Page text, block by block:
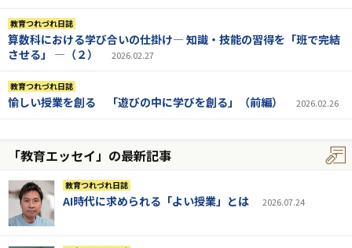
教育つれづれ日誌
算数科における学び合いの仕掛け― 知識・技能の習得を「班で完結
させる」 ―（２）
2026.02.27
教育つれづれ日誌
愉しい授業を創る 「遊びの中に学びを創る」（前編） 2026.02.26
「教育エッセイ」の最新記事
教育つれづれ日誌
AI時代に求められる「よい授業」とは 2026.07.24